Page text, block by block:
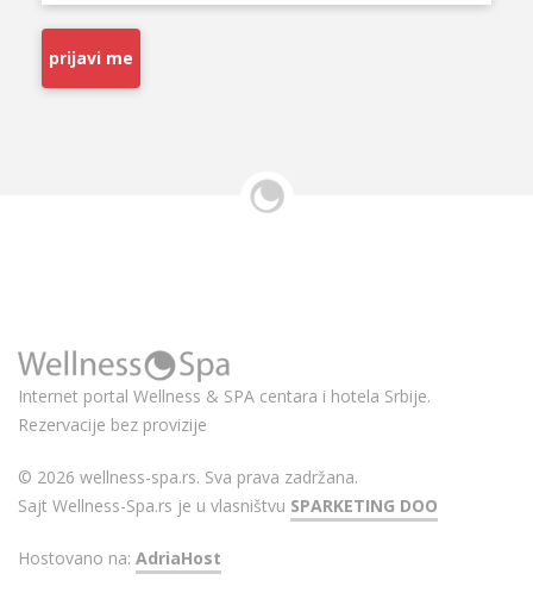
prijavi me
Internet portal Wellness & SPA centara i hotela Srbije.
Rezervacije bez provizije
© 2026 wellness-spa.rs. Sva prava zadržana.
Sajt Wellness-Spa.rs je u vlasništvu SPARKETING DOO
Hostovano na: AdriaHost